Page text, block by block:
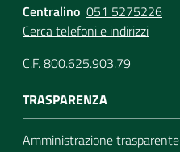
Centralino 051 5275226
Cerca telefoni e indirizzi
C.F. 800.625.903.79
TRASPARENZA
Amministrazione trasparente